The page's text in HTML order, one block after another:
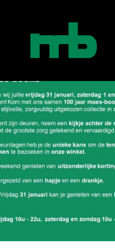
intro 100 jaar